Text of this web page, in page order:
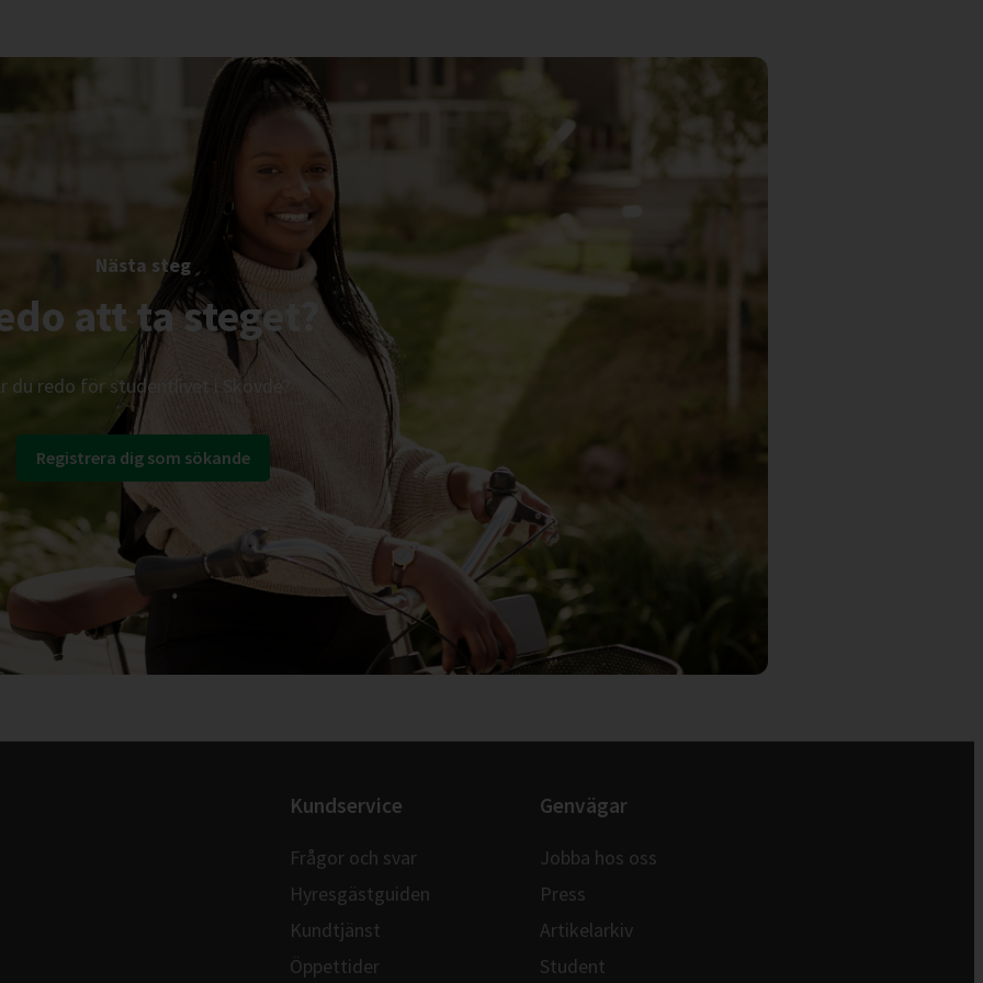
Nästa steg
att ta steget?
du redo för studentlivet i Skövde?
Registrera dig som sökande
Kundservice
Frågor och svar
Hyresgästguiden
Kundtjänst
Öppettider
Genvägar
Jobba hos oss
Press
Artikelarkiv
Student